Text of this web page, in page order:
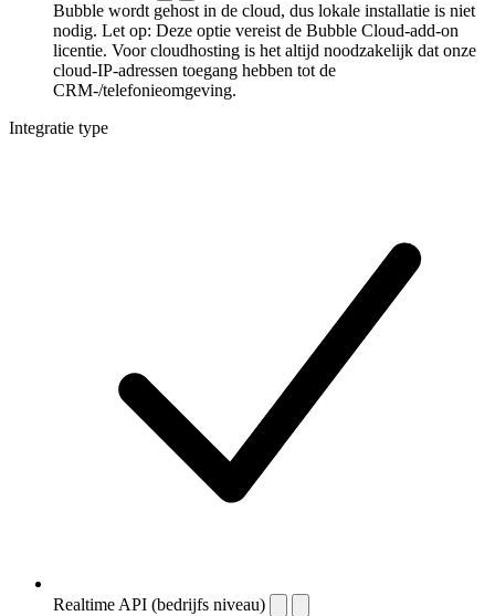
Bubble wordt gehost in de cloud, dus lokale installatie is niet
nodig. Let op: Deze optie vereist de Bubble Cloud-add-on
licentie. Voor cloudhosting is het altijd noodzakelijk dat onze
cloud-IP-adressen toegang hebben tot de
CRM-/telefonieomgeving.
Integratie type
Realtime API (bedrijfs niveau)